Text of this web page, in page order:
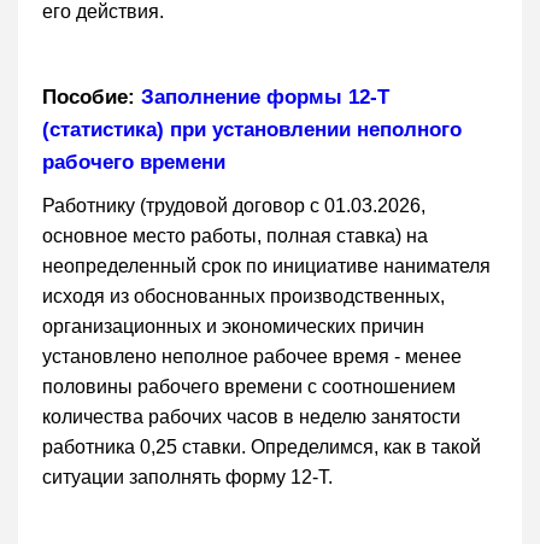
его действия.
Пособие: Заполнение формы 12-Т
(статистика) при установлении неполного
рабочего времени
Работнику (трудовой договор с 01.03.2026,
основное место работы, полная ставка) на
неопределенный срок по инициативе нанимателя
исходя из обоснованных производственных,
организационных и экономических причин
установлено неполное рабочее время - менее
половины рабочего времени с соотношением
количества рабочих часов в неделю занятости
работника 0,25 ставки. Определимся, как в такой
ситуации заполнять форму 12-Т.